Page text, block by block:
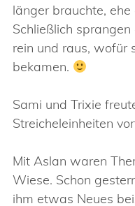
länger brauchte,
Schließlich
rein und raus, wofür
bekamen.
Sami und Trixie
Streicheleinheiten
Mit Aslan waren
Wiese. Schon
ihm etwas Neues